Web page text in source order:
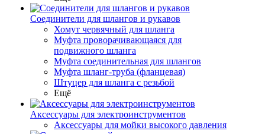
Соединители для шлангов и рукавов
Хомут червячный для шланга
Муфта проворачивающаяся для
подвижного шланга
Муфта соединительная для шлангов
Муфта шланг-труба (фланцевая)
Штуцер для шланга с резьбой
Ещё
Аксессуары для электроинструментов
Аксессуары для мойки высокого давления